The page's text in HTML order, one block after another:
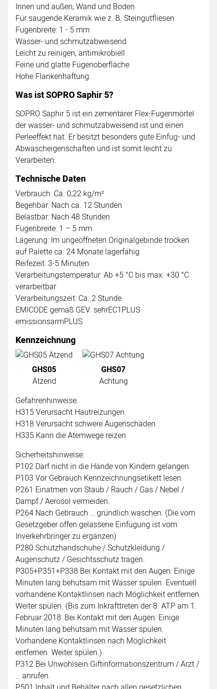
Innen und außen, Wand und Boden
Für saugende Keramik wie z. B. Steingutfliesen
Fugenbreite: 1 - 5 mm
Wasser- und schmutzabweisend
Leicht zu reinigen, antimikrobiell
Feine und glatte Fugenoberfläche
Hohe Flankenhaftung
Was ist SOPRO Saphir 5?
SOPRO Saphir 5 ist ein zementärer Flex-Fugenmörtel
der wasser- und schmutzabweisend ist und einen
Perleeffekt hat. Er besitzt besonders gute Einfug- und
Abwascheigenschaften und ist somit leicht zu
Verarbeiten.
Technische Daten
Verbrauch: Ca. 0,22 kg/m²
Begehbar: Nach ca. 12 Stunden
Belastbar: Nach 48 Stunden
Fugenbreite: 1 – 5 mm
Lagerung: Im ungeöffneten Originalgebinde trocken
auf Palette ca. 24 Monate lagerfähig
Reifezeit: 3-5 Minuten
Verarbeitungstemperatur: Ab +5 °C bis max. +30 °C
verarbeitbar
Verarbeitungszeit: Ca. 2 Stunde
EMICODE gemäß GEV: sehrEC1PLUS
emissionsarmPLUS
Kennzeichnung
GHS05
Ätzend
GHS07
Achtung
Gefahrenhinweise:
H315 Verursacht Hautreizungen.
H318 Verursacht schwere Augenschäden.
H335 Kann die Atemwege reizen.
Sicherheitshinweise:
P102 Darf nicht in die Hände von Kindern gelangen.
P103 Vor Gebrauch Kennzeichnungsetikett lesen.
P261 Einatmen von Staub / Rauch / Gas / Nebel /
Dampf / Aerosol vermeiden.
P264 Nach Gebrauch … gründlich waschen. (Die vom
Gesetzgeber offen gelassene Einfügung ist vom
Inverkehrbringer zu ergänzen)
P280 Schutzhandschuhe / Schutzkleidung /
Augenschutz / Gesichtsschutz tragen.
P305+P351+P338 Bei Kontakt mit den Augen: Einige
Minuten lang behutsam mit Wasser spülen. Eventuell
vorhandene Kontaktlinsen nach Möglichkeit entfernen.
Weiter spülen. (Bis zum Inkrafttreten der 8. ATP am 1.
Februar 2018: Bei Kontakt mit den Augen: Einige
Minuten lang behutsam mit Wasser spülen.
Vorhandene Kontaktlinsen nach Möglichkeit
entfernen. Weiter spülen.)
P312 Bei Unwohlsein Giftinformationszentrum / Arzt /
… anrufen.